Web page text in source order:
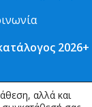
2026+
αλλά και